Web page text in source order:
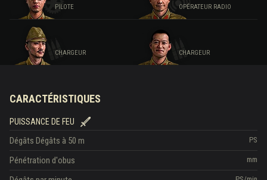
PILOTE OPÉRATEUR RADIO
CHARGEUR CHARGEUR
CARACTÉRISTIQUES
PUISSANCE DE FEU
PS
Dégâts Dégâts à 50 m
mm
Pénétration d'obus